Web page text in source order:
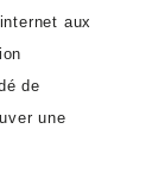
aux
de
une